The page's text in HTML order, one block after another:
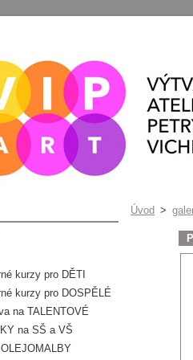
Úvod >
kurzy pro DĚTI
kurzy pro DOSPĚLÉ
na TALENTOVÉ
na SŠ a VŠ